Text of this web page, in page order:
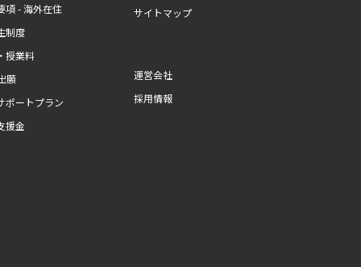
項 - 海外在住
制度
授業料
願
ポートプラン
援金
サイトマップ
運営会社
採用情報